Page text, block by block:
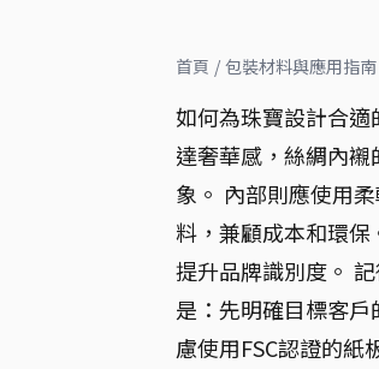
首頁 / 包裝材料與應用指南
如何為珠寶設計合
達奢華感，絲綢內
象。 內部則應使用
料，兼顧成本和環保
提升品牌識別度。
是：先明確目標客
慮使用FSC認證的紙